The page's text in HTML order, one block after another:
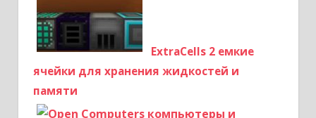
ExtraCells 2 емкие
ячейки для хранения жидкостей и
памяти